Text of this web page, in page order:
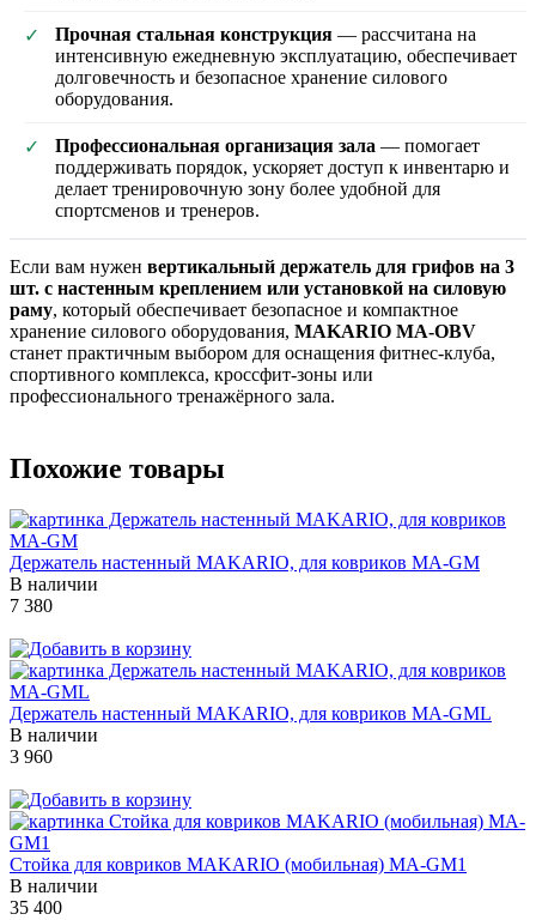
✓ Прочная стальная конструкция — рассчитана на
интенсивную ежедневную эксплуатацию, обеспечивает
долговечность и безопасное хранение силового
оборудования.
✓ Профессиональная организация зала — помогает
поддерживать порядок, ускоряет доступ к инвентарю и
делает тренировочную зону более удобной для
спортсменов и тренеров.
Если вам нужен вертикальный держатель для грифов на 3
шт. с настенным креплением или установкой на силовую
раму, который обеспечивает безопасное и компактное
хранение силового оборудования, MAKARIO MA-OBV
станет практичным выбором для оснащения фитнес-клуба,
спортивного комплекса, кроссфит-зоны или
профессионального тренажёрного зала.
Похожие товары
Держатель настенный MAKARIO, для ковриков MA-GM
В наличии
7 380
Держатель настенный MAKARIO, для ковриков MA-GML
В наличии
3 960
Стойка для ковриков MAKARIO (мобильная) MA-GM1
В наличии
35 400